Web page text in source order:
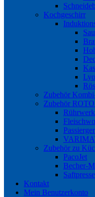
Kochgeschirr
Zubehör
Zubehör
Zubehör zu
PacoJet
Becher-
Kontakt
Mein Benutzerkonto